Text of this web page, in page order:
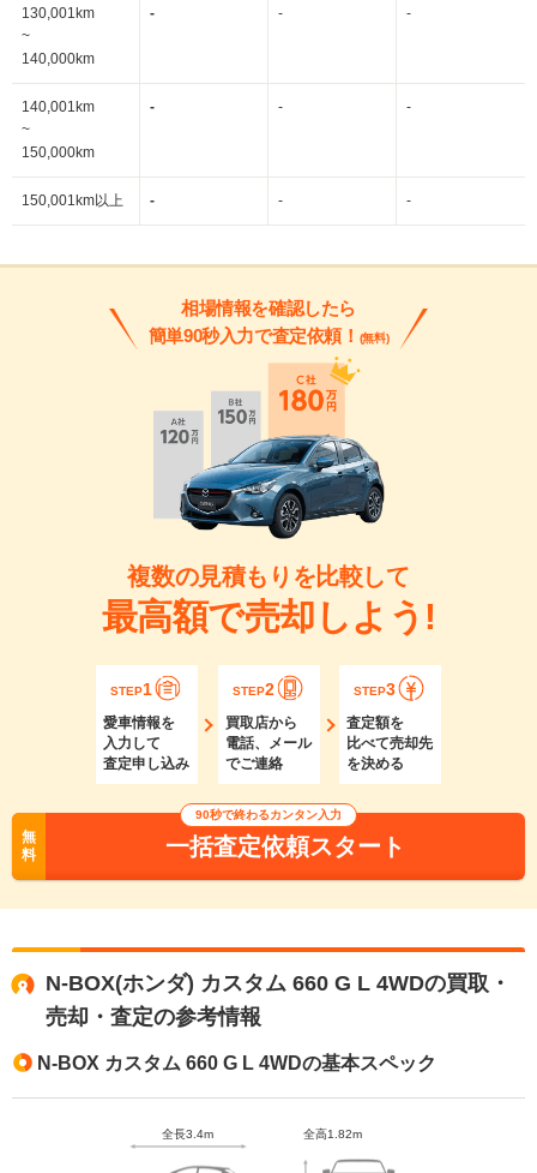
130,001km
~
140,000km
- - -
140,001km
~
150,000km
- - -
150,001km以上 - - -
相場情報を確認したら
簡単90秒入力で査定依頼！ (無料)
複数の見積もりを比較して
最高額で売却しよう!
STEP1
愛車情報を
入力して
査定申し込み
STEP2
買取店から
電話、メール
でご連絡
STEP3
査定額を
比べて売却先
を決める
無
料
90秒で終わるカンタン入力
一括査定依頼スタート
N-BOX(ホンダ) カスタム 660 G L 4WDの買取・
売却・査定の参考情報
N-BOX カスタム 660 G L 4WDの基本スペック
全長3.4m 全高1.82m